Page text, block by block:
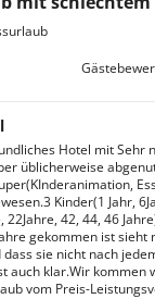
Hotel mit Sehr
üblicherweise
Kinder(1 Jahr,
22Jahre, 42, 44, 46
gekommen ist sieht
sie nicht nach
auch klar.Wir kommen
vom Preis-